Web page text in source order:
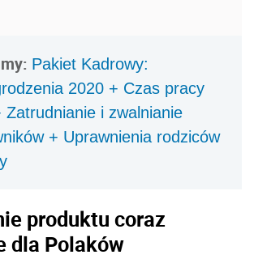
Pakiet Kadrowy:
2020 + Czas pracy
Zatrudnianie i zwalnianie
+ Uprawnienia rodziców
produktu coraz
dla Polaków